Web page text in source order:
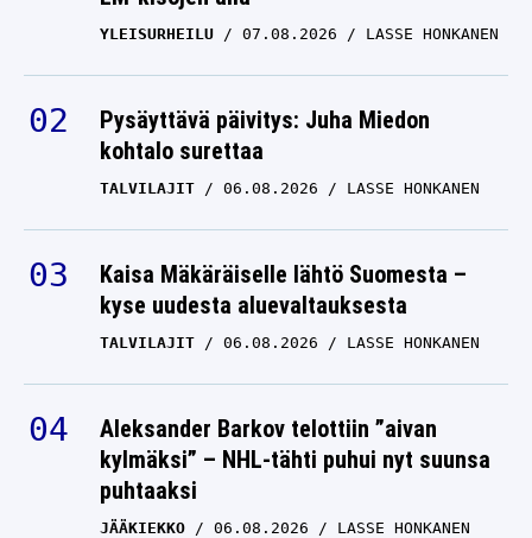
YLEISURHEILU 07.08.2026 LASSE HONKANEN
Pysäyttävä päivitys: Juha Miedon
kohtalo surettaa
TALVILAJIT 06.08.2026 LASSE HONKANEN
Kaisa Mäkäräiselle lähtö Suomesta –
kyse uudesta aluevaltauksesta
TALVILAJIT 06.08.2026 LASSE HONKANEN
Aleksander Barkov telottiin ”aivan
kylmäksi” – NHL-tähti puhui nyt suunsa
puhtaaksi
JÄÄKIEKKO 06.08.2026 LASSE HONKANEN